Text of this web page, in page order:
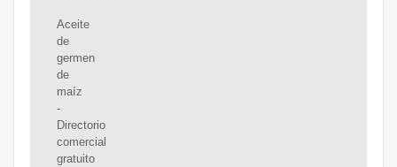
Aceite
de
germen
de
maíz
-
Directorio
comercial
gratuito